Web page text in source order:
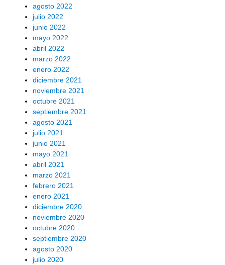
agosto 2022
julio 2022
junio 2022
mayo 2022
abril 2022
marzo 2022
enero 2022
diciembre 2021
noviembre 2021
octubre 2021
septiembre 2021
agosto 2021
julio 2021
junio 2021
mayo 2021
abril 2021
marzo 2021
febrero 2021
enero 2021
diciembre 2020
noviembre 2020
octubre 2020
septiembre 2020
agosto 2020
julio 2020